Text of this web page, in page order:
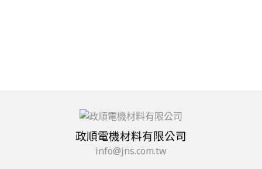
政順電機材料有限公司
info@jns.com.tw